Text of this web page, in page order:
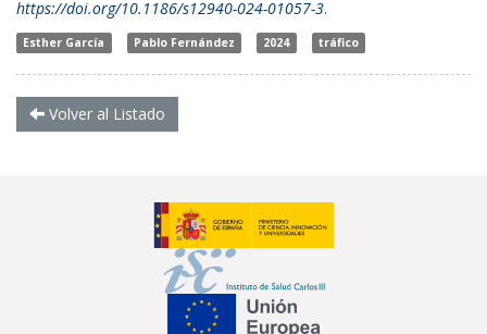
https://doi.org/10.1186/s12940-024-01057-3.
Esther García Pablo Fernández 2024 tráfico
Volver al Listado